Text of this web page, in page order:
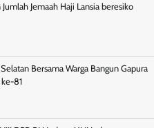
Jemaah Haji Lansia beresiko
Bersama Warga Bangun Gapura
81